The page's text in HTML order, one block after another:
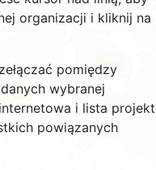
organizacji i kliknij na
pomiędzy
wybranej
i lista
powiązanych
13
830